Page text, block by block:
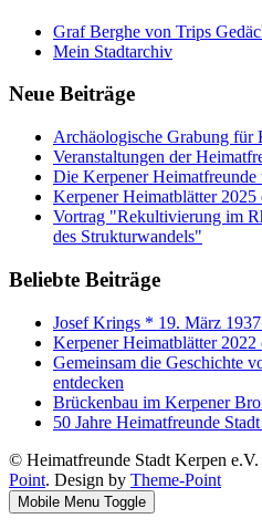
Graf Berghe von Trips
Mein Stadtarchiv
Neue Beiträge
Archäologische Grabung für
Veranstaltungen der
Die Kerpener
Kerpener Heimatblätter 2025
Vortrag "Rekultivierung im
des Strukturwandels"
Beliebte Beiträge
Josef Krings * 19. März
Kerpener Heimatblätter 2022
Gemeinsam die Geschichte
entdecken
Brückenbau im Kerpener
50 Jahre Heimatfreunde
© Heimatfreunde Stadt Kerpen
Point. Design by Theme-Point
Mobile Menu Toggle